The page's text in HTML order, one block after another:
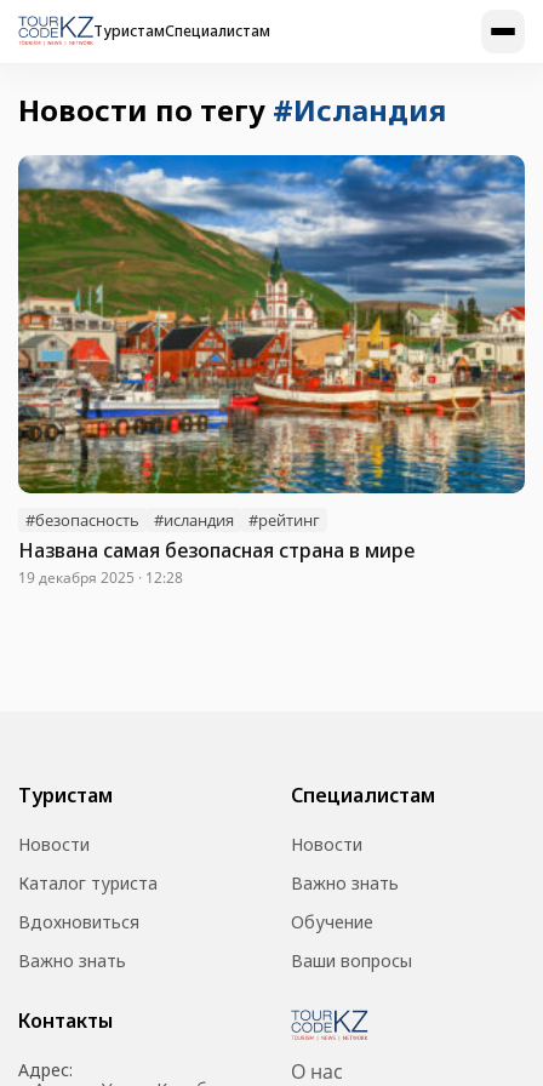
ТуристамСпециалистам
Новости по тегу #Исландия
#безопасность #исландия #рейтинг
Названа самая безопасная страна в мире
19 декабря 2025 · 12:28
Туристам
Новости
Каталог туриста
Вдохновиться
Важно знать
Специалистам
Новости
Важно знать
Обучение
Ваши вопросы
Контакты
Адрес:
О нас